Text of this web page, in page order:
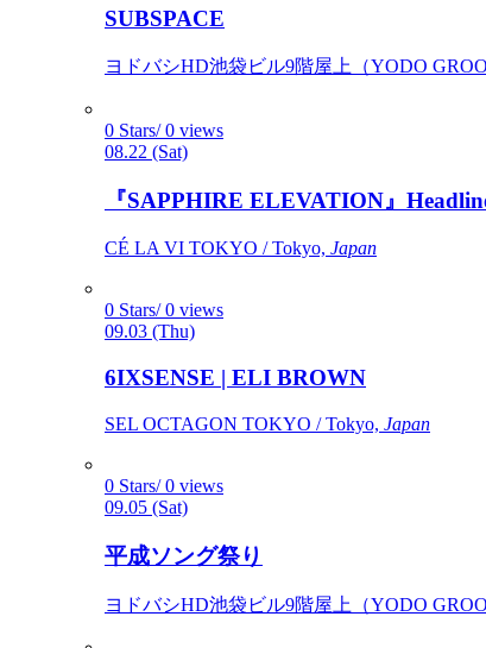
SUBSPACE
ヨドバシHD池袋ビル9階屋上（YODO
0 Stars/ 0 views
08.22 (Sat)
『SAPPHIRE ELEVATION』
CÉ LA VI TOKYO / Tokyo, Japan
0 Stars/ 0 views
09.03 (Thu)
6IXSENSE | ELI BROWN
SEL OCTAGON TOKYO / Tokyo, Japan
0 Stars/ 0 views
09.05 (Sat)
平成ソング祭り
ヨドバシHD池袋ビル9階屋上（YODO